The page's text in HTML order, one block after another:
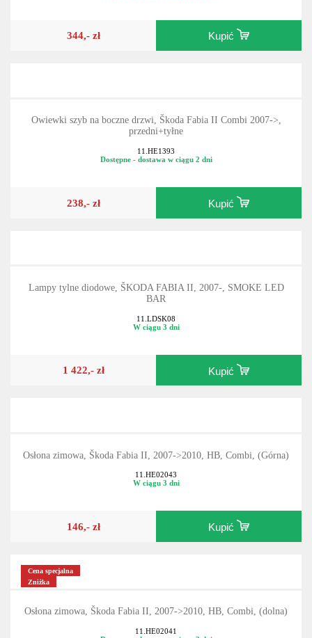
344,- zł Kupić
Owiewki szyb na boczne drzwi, Škoda Fabia II Combi 2007->,
przedni+tyłne
11.HE1393
Dostępne - dostawa w ciągu 2 dni
238,- zł Kupić
Lampy tylne diodowe, ŠKODA FABIA II, 2007-, SMOKE LED
BAR
11.LDSK08
W ciągu 3 dni
1 422,- zł Kupić
Osłona zimowa, Škoda Fabia II, 2007->2010, HB, Combi, (Górna)
11.HE02043
W ciągu 3 dni
146,- zł Kupić
Cena specjalna
Zniżka
Osłona zimowa, Škoda Fabia II, 2007->2010, HB, Combi, (dolna)
11.HE02041